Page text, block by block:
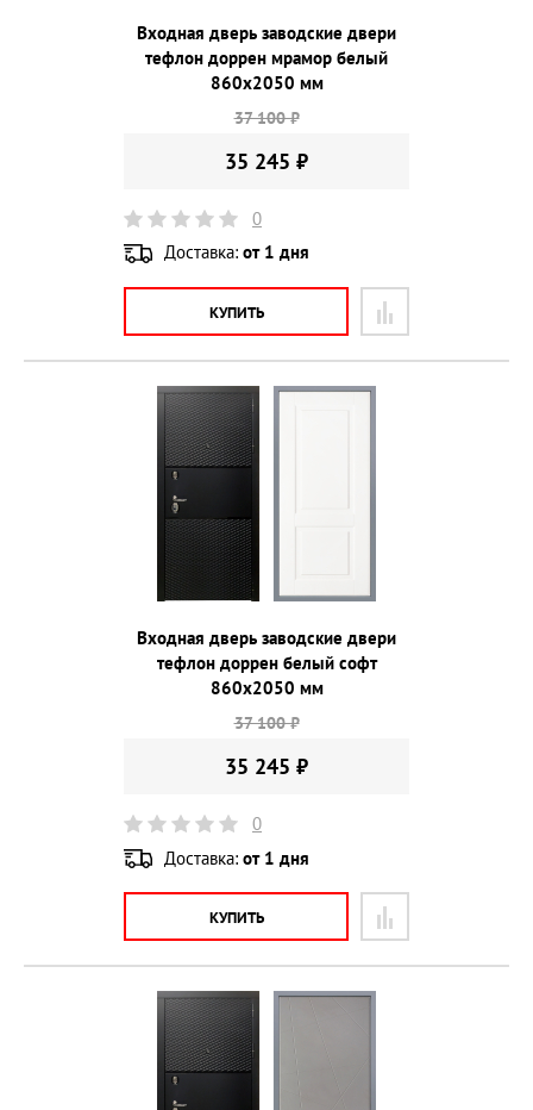
Входная дверь заводские двери
тефлон доррен мрамор белый
860х2050 мм
37 100 ₽
35 245 ₽
0
Доставка: от 1 дня
КУПИТЬ
Входная дверь заводские двери
тефлон доррен белый софт
860х2050 мм
37 100 ₽
35 245 ₽
0
Доставка: от 1 дня
КУПИТЬ